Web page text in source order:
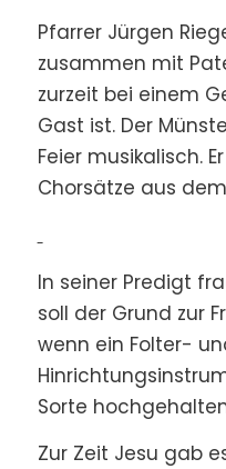
Pfarrer Jürgen
zusammen mit
zurzeit bei einem
Gast ist. Der
Feier musikalisch.
Chorsätze aus
In seiner Predigt
soll der Grund zur
wenn ein Folter-
Sorte
Zur Zeit Jesu gab